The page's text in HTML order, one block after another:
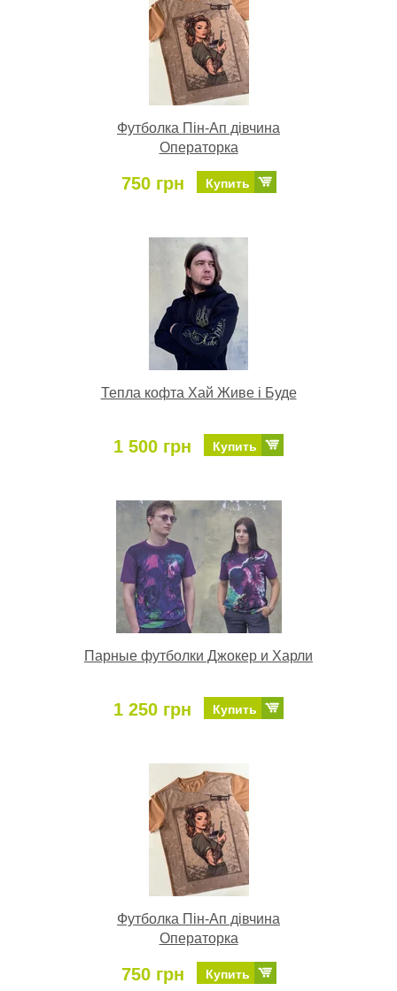
Футболка Пін-Ап дівчина
Операторка
750 грн Купить
Тепла кофта Хай Живе і Буде
1 500 грн Купить
Парные футболки Джокер и Харли
1 250 грн Купить
Футболка Пін-Ап дівчина
Операторка
750 грн Купить